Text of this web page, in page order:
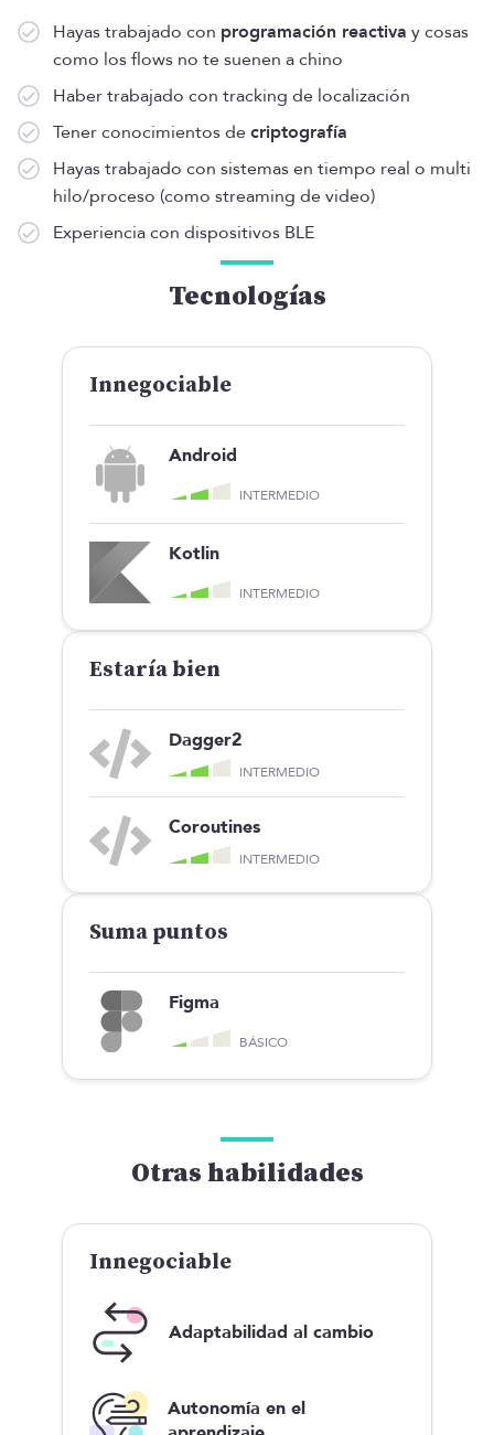
Hayas trabajado con programación reactiva y cosas
como los flows no te suenen a chino
Haber trabajado con tracking de localización
Tener conocimientos decriptografía
Hayas trabajado con sistemas en tiempo real o multi
hilo/proceso (como streaming de video)
Experiencia con dispositivos BLE
Tecnologías
Innegociable
Android
INTERMEDIO
Kotlin
INTERMEDIO
Estaría bien
Dagger2
INTERMEDIO
Coroutines
INTERMEDIO
Suma puntos
Figma
BÁSICO
Otras habilidades
Innegociable
Adaptabilidad al cambio
Autonomía en el